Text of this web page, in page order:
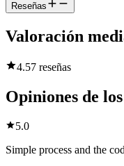
Reseñas
Valoración
4.57 reseñas
Opiniones de
5.0
Simple process and the